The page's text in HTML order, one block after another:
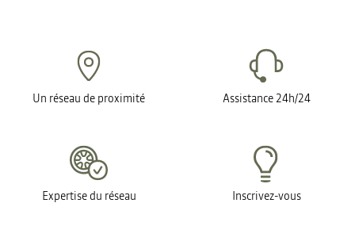
Un réseau de proximité Assistance 24h/24
Expertise du réseau Inscrivez-vous